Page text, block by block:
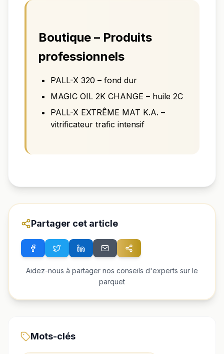
Boutique – Produits
professionnels
PALL-X 320 – fond dur
MAGIC OIL 2K CHANGE – huile 2C
PALL-X EXTRÊME MAT K.A. –
vitrificateur trafic intensif
Partager cet article
Aidez-nous à partager nos conseils d'experts sur le
parquet
Mots-clés